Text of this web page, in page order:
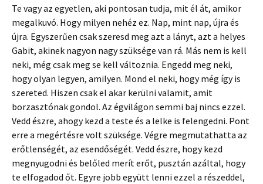
Te vagy az egyetlen, aki pontosan tudja, mit él át, amikor
megalkuvó. Hogy milyen nehéz ez. Nap, mint nap, újra és
újra. Egyszerűen csak szeresd meg azt a lányt, azt a helyes
Gabit, akinek nagyon nagy szüksége van rá. Más nem is kell
neki, még csak meg se kell változnia. Engedd meg neki,
hogy olyan legyen, amilyen. Mond el neki, hogy még így is
szereted. Hiszen csak el akar kerülni valamit, amit
borzasztónak gondol. Az égvilágon semmi baj nincs ezzel.
Vedd észre, ahogy kezd a teste és a lelke is felengedni. Pont
erre a megértésre volt szüksége. Végre megmutathatta az
erőtlenségét, az esendőségét. Vedd észre, hogy kezd
megnyugodni és belőled merít erőt, pusztán azáltal, hogy
te elfogadod őt. Egyre jobb együtt lenni ezzel a részeddel,